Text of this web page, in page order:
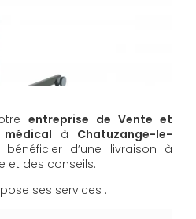
entreprise de Vente et
à Chatuzange-le-
d’une livraison à
et des conseils.
ses services :